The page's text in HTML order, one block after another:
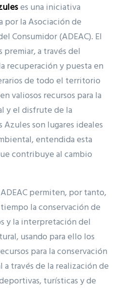
es una iniciativa
por la Asociación de
Consumidor (ADEAC). El
a través del
recuperación y puesta en
de todo el territorio
valiosos recursos para la
y el disfrute de la
Azules son lugares ideales
entendida esta
contribuye al cambio
permiten, por tanto,
la conservación de
y la interpretación del
usando para ello los
para la conservación
través de la realización de
turísticas y de